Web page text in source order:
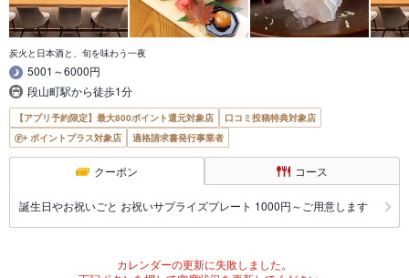
炭火と日本酒と、旬を味わう一夜
5001～6000円
段山町駅から徒歩1分
【アプリ予約限定】最大800ポイント還元対象店
口コミ投稿特典対象店
ポイントプラス対象店
適格請求書発行事業者
クーポン コース
誕生日やお祝いごと お祝いサプライズプレート 1000円～ご用意します
カレンダーの更新に失敗しました。